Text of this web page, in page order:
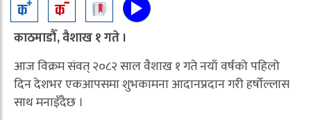
काठमाडौँ, वैशाख १ गते ।
आज विक्रम संवत् २०८२ साल वैशाख १ गते नयाँ वर्षको पहिलो
दिन देशभर एकआपसमा शुभकामना आदानप्रदान गरी हर्षोल्लास
साथ मनाइँदैछ ।